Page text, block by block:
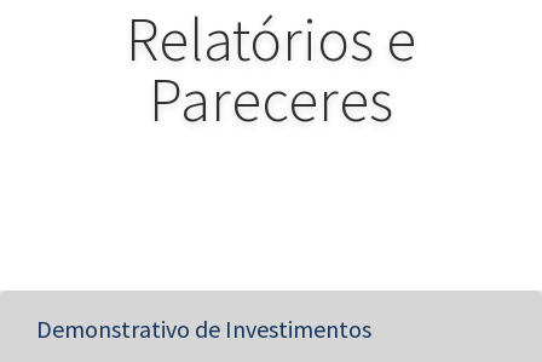
Relatórios e
Pareceres
Demonstrativo de Investimentos